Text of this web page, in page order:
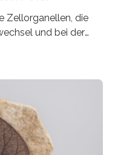
Zellorganellen, die
und bei der
Enzyme präzise in
Dr. Ralf Erdmann
einen bislang
des
der Bäckerhefe
der für die